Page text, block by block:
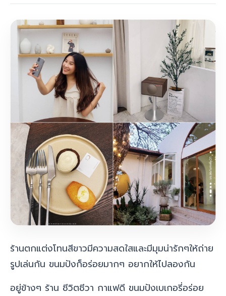
ร้านตกแต่งโทนสีขาวมีความสดใสและมีมุมน่ารักๆให้ถ่าย
รูปเล่นกัน ขนมปังก็อร่อยมากๆ อยากให้ไปลองกัน
อยู่ข้างๆ ร้าน ชีวิตชีวา กาแฟดี ขนมปังเบเกอรี่อร่อย